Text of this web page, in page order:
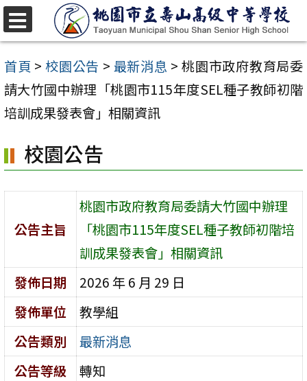
跳
至
主
要
內
區
首頁 > 校園公告 > 最新消息 > 桃園市政府教育局委
請大竹國中辦理「桃園市115年度SEL種子教師初階
培訓成果發表會」相關資訊
校園公告
公告主旨
桃園市政府教育局委請大竹國中辦理
「桃園市115年度SEL種子教師初階培
訓成果發表會」相關資訊
發佈日期
2026 年 6 月 29 日
發佈單位
教學組
公告類別
最新消息
公告等級
轉知
選
單